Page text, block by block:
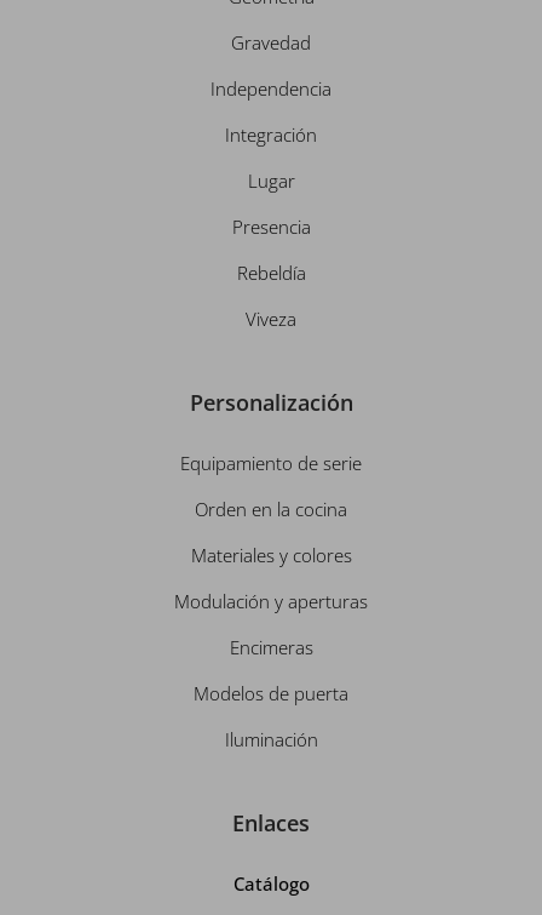
Gravedad
Independencia
Integración
Lugar
Presencia
Rebeldía
Viveza
Personalización
Equipamiento de serie
Orden en la cocina
Materiales y colores
Modulación y aperturas
Encimeras
Modelos de puerta
Iluminación
Enlaces
Catálogo